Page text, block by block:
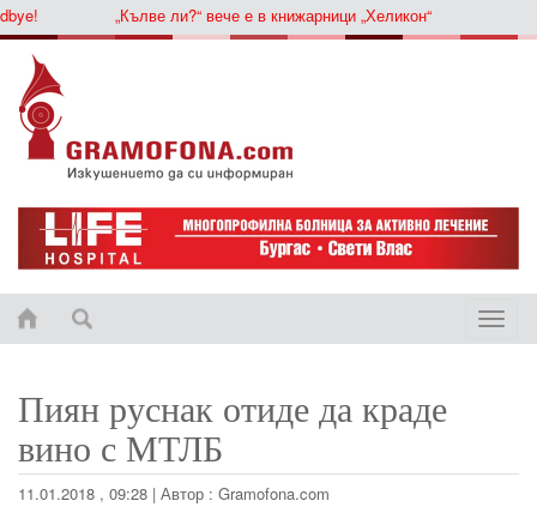
„Кълве ли?“ вече е в книжарници „Хеликон“
Toggle
Пиян руснак отиде да краде
вино с МТЛБ
11.01.2018 , 09:28 | Автор : Gramofona.com